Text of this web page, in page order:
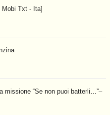
Mobi Txt - Ita]
missione “Se non puoi batterli…”–